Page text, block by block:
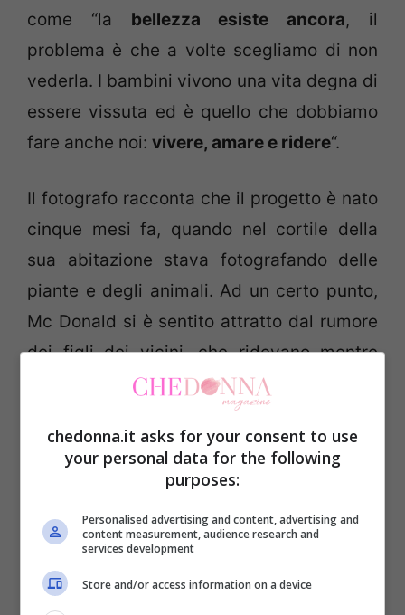
come “la bellezza esiste ancora, il
problema è che a volte scegliamo di non
vederla. I bambini vivono una vita degna di
essere vissuta ed è quello che dobbiamo
fare anche noi: vivere, amare e ridere“.
Il fotografo racconta che il progetto è nato
cinque mesi fa, quando nel cortile della
sua abitazione stava fotografando delle
piante e degli animali. Ad un certo punto,
Mc Donald si è sentito attratto dal rumore
dei figli dei vicini, che ridevano mentre
giocavano su un’ altalena: “Non sapevano
della mia presenza, erano nel
mondo, come se la vita fosse una gioia
. C’era qualcosa, in quello che
felicità”.
L’idea è nata quasi per gioco e McDonald
chedonna.it asks for your consent to use
your personal data for the following
purposes:
Personalised advertising and content, advertising and
content measurement, audience research and
services development
Store and/or access information on a device